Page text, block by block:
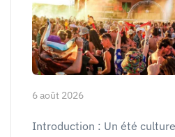
6 août 2026
Introduction : Un été